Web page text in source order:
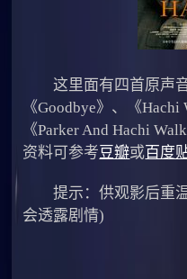
这里面有四首原声音
《Goodbye》、《Hachi
《Parker And Hachi
资料可参考豆瓣或百度
提示：供观影后重温
会透露剧情)